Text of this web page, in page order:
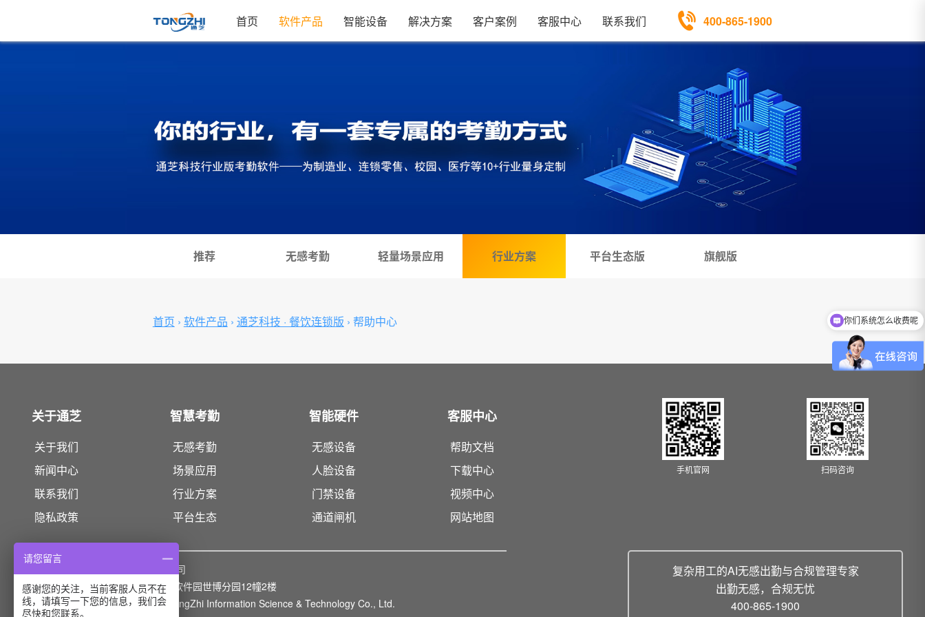
首页 软件产品 智能设备 解决方案 客户案例 客服中心 联系我们 400-865-1900
推荐 无感考勤 轻量场景应用 行业方案 平台生态版 旗舰版
首页 › 软件产品 › 通芝科技 · 餐饮连锁版 › 帮助中心
关于通芝
关于我们
新闻中心
联系我们
隐私政策
智慧考勤
无感考勤
场景应用
行业方案
平台生态
智能硬件
无感设备
人脸设备
门禁设备
通道闸机
客服中心
帮助文档
下载中心
视频中心
网站地图
手机官网 扫码咨询
上海通芝信息科技有限公司
上海市浦东新区灵岩南路295号浦东软件园世博分园12幢2楼
Copyright© 2014-2026 Shanghai TongZhi Information Science & Technology Co., Ltd.
复杂用工的AI无感出勤与合规管理专家
出勤无感，合规无忧
400-865-1900
你们系统怎么收费呢
请您留言
感谢您的关注，当前客服人员不在
线，请填写一下您的信息，我们会
尽快和您联系。